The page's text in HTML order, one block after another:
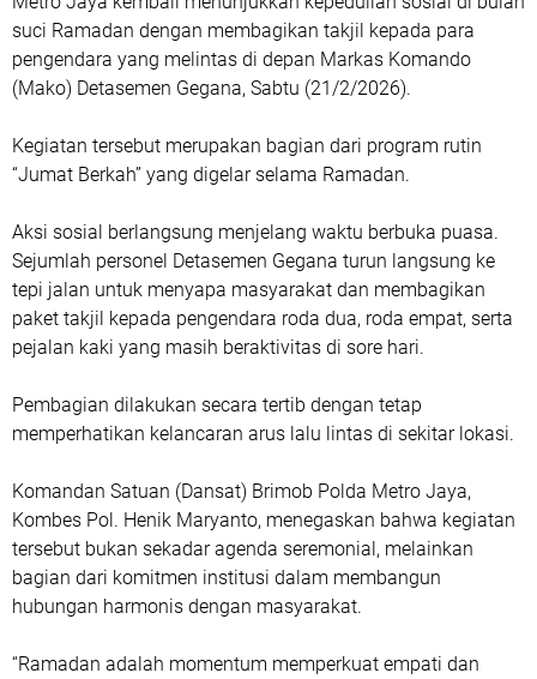
suci Ramadan dengan membagikan takjil kepada para
pengendara yang melintas di depan Markas Komando
(Mako) Detasemen Gegana, Sabtu (21/2/2026).
Kegiatan tersebut merupakan bagian dari program rutin
“Jumat Berkah” yang digelar selama Ramadan.
Aksi sosial berlangsung menjelang waktu berbuka puasa.
Sejumlah personel Detasemen Gegana turun langsung ke
tepi jalan untuk menyapa masyarakat dan membagikan
paket takjil kepada pengendara roda dua, roda empat, serta
pejalan kaki yang masih beraktivitas di sore hari.
Pembagian dilakukan secara tertib dengan tetap
memperhatikan kelancaran arus lalu lintas di sekitar lokasi.
Komandan Satuan (Dansat) Brimob Polda Metro Jaya,
Kombes Pol. Henik Maryanto, menegaskan bahwa kegiatan
tersebut bukan sekadar agenda seremonial, melainkan
bagian dari komitmen institusi dalam membangun
hubungan harmonis dengan masyarakat.
“Ramadan adalah momentum memperkuat empati dan